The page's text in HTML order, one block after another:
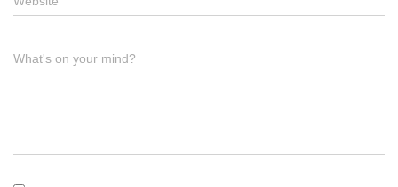
What's on your mind?